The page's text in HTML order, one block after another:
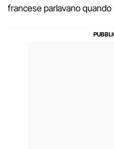
francese parlavano